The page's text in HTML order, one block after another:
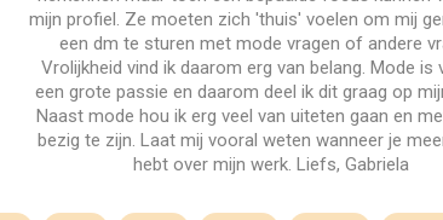
mijn profiel. Ze moeten zich 'thuis' voelen om mij
een dm te sturen met mode vragen of andere
Vrolijkheid vind ik daarom erg van belang. Mode is
een grote passie en daarom deel ik dit graag op
Naast mode hou ik erg veel van uiteten gaan en
bezig te zijn. Laat mij vooral weten wanneer je
hebt over mijn werk. Liefs, Gabriela